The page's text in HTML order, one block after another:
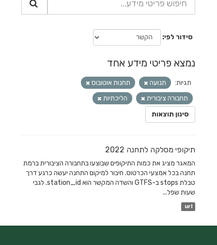
סידור לפי
נמצא פריטי מידע אחד
תגיות: תנועה
תחנות אוטובוס
תחבורה ציבורית
הליכתיות
סינון תוצאות
תיקופי מסלקה לתחנה 2022
המאגר מציג את כמות התיקופים שבוצעו בתחבורה הציבורית ברמת
תחנה בכל אמצעי הכרטוס. חיבור למיקום התחנה יעשה כרגע דרך
טבלת stops ב-GTFS והשדה המקשר הוא station_id. לגבי
שעות שפל...
url